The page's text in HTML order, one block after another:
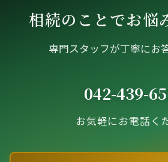
相続のことでお悩
専門スタッフが丁寧にお
042-439-
お気軽にお電話く